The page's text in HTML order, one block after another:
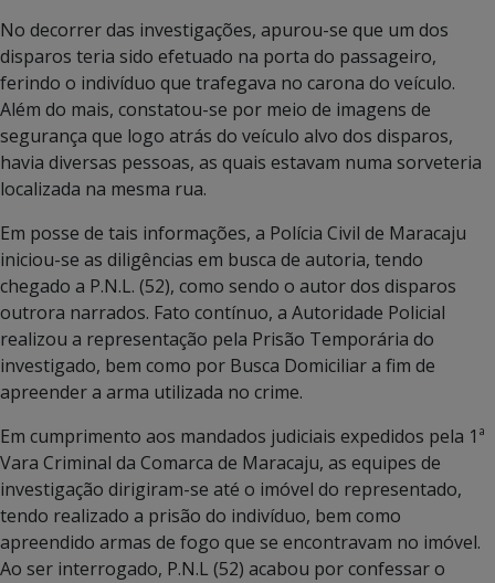
No decorrer das investigações, apurou-se que um dos
disparos teria sido efetuado na porta do passageiro,
ferindo o indivíduo que trafegava no carona do veículo.
Além do mais, constatou-se por meio de imagens de
segurança que logo atrás do veículo alvo dos disparos,
havia diversas pessoas, as quais estavam numa sorveteria
localizada na mesma rua.
Em posse de tais informações, a Polícia Civil de Maracaju
iniciou-se as diligências em busca de autoria, tendo
chegado a P.N.L. (52), como sendo o autor dos disparos
outrora narrados. Fato contínuo, a Autoridade Policial
realizou a representação pela Prisão Temporária do
investigado, bem como por Busca Domiciliar a fim de
apreender a arma utilizada no crime.
Em cumprimento aos mandados judiciais expedidos pela 1ª
Vara Criminal da Comarca de Maracaju, as equipes de
investigação dirigiram-se até o imóvel do representado,
tendo realizado a prisão do indivíduo, bem como
apreendido armas de fogo que se encontravam no imóvel.
Ao ser interrogado, P.N.L (52) acabou por confessar o